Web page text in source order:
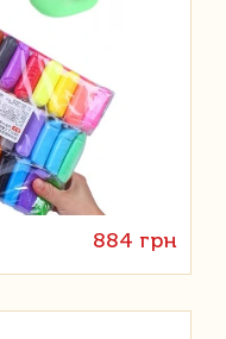
884 грн